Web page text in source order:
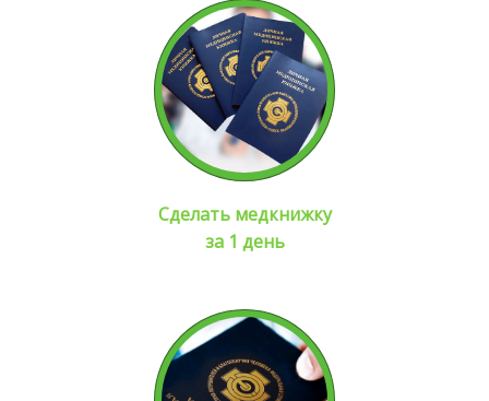
Сделать медкнижку
за 1 день